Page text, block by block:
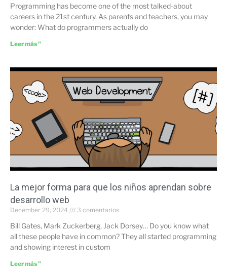
Programming has become one of the most talked-about
careers in the 21st century. As parents and teachers, you may
wonder: What do programmers actually do
Leer más "
La mejor forma para que los niños aprendan sobre
desarrollo web
December 29, 2024 3 comentarios
Bill Gates, Mark Zuckerberg, Jack Dorsey… Do you know what
all these people have in common? They all started programming
and showing interest in custom
Leer más "